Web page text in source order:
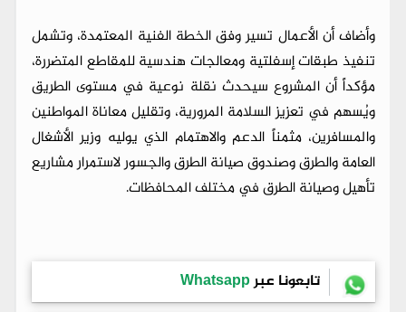
وأضاف أن الأعمال تسير وفق الخطة الفنية المعتمدة، وتشمل
تنفيذ طبقات إسفلتية ومعالجات هندسية للمقاطع المتضررة،
مؤكداً أن المشروع سيحدث نقلة نوعية في مستوى الطريق
ويُسهم في تعزيز السلامة المرورية، وتقليل معاناة المواطنين
والمسافرين، مثمناً الدعم والاهتمام الذي يوليه وزير الأشغال
العامة والطرق وصندوق صيانة الطرق والجسور لاستمرار مشاريع
تأهيل وصيانة الطرق في مختلف المحافظات.
تابعونا عبرWhatsapp